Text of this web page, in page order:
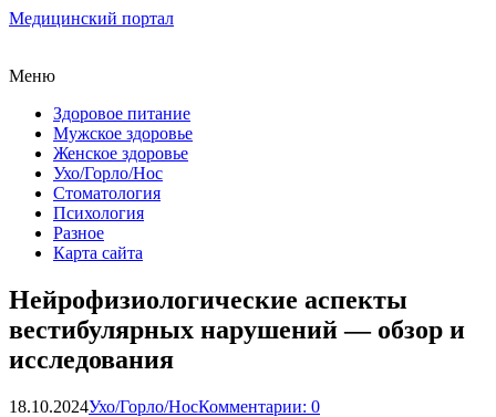
Медицинский портал
Меню
Здоровое питание
Мужское здоровье
Женское здоровье
Ухо/Горло/Нос
Стоматология
Психология
Разное
Карта сайта
Нейрофизиологические аспекты
вестибулярных нарушений — обзор и
исследования
18.10.2024Ухо/Горло/НосКомментарии: 0